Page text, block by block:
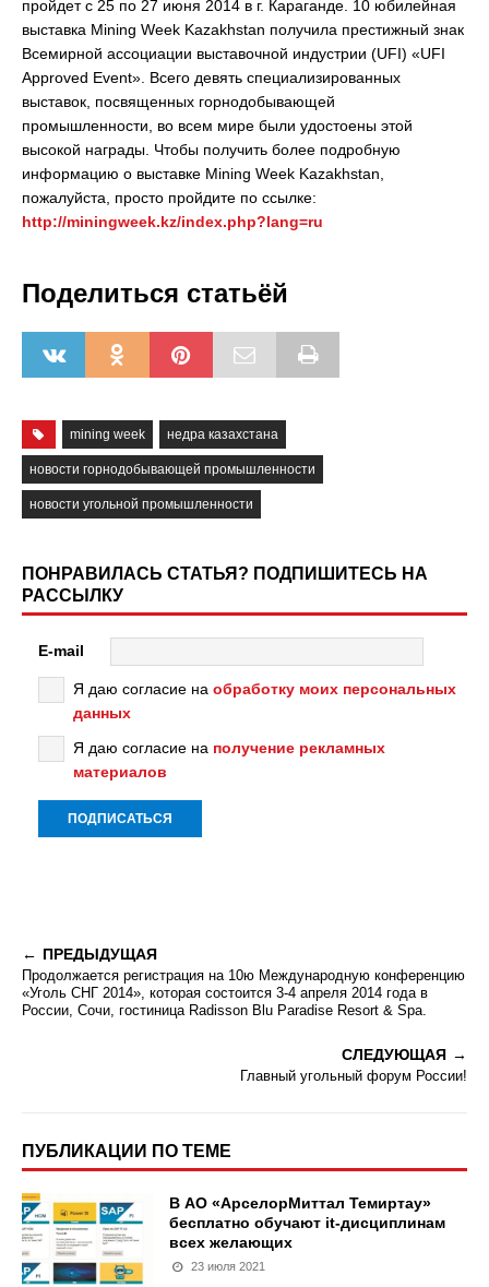
пройдет с 25 по 27 июня 2014 в г. Караганде. 10 юбилейная
выставка Mining Week Kazakhstan получила престижный знак
Всемирной ассоциации выставочной индустрии (UFI) «UFI
Approved Event». Всего девять специализированных
выставок, посвященных горнодобывающей
промышленности, во всем мире были удостоены этой
высокой награды. Чтобы получить более подробную
информацию о выставке Mining Week Kazakhstan,
пожалуйста, просто пройдите по ссылке:
http://miningweek.kz/index.php?lang=ru
Поделиться статьёй
mining week недра казахстана
новости горнодобывающей промышленности
новости угольной промышленности
ПОНРАВИЛАСЬ СТАТЬЯ? ПОДПИШИТЕСЬ НА
РАССЫЛКУ
E-mail
Я даю согласие на обработку моих персональных
данных
Я даю согласие на получение рекламных
материалов
ПРЕДЫДУЩАЯ
Продолжается регистрация на 10ю Международную конференцию
«Уголь СНГ 2014», которая состоится 3-4 апреля 2014 года в
России, Сочи, гостиница Radisson Blu Paradise Resort & Spa.
СЛЕДУЮЩАЯ
Главный угольный форум России!
ПУБЛИКАЦИИ ПО ТЕМЕ
В АО «АрселорМиттал Темиртау»
бесплатно обучают it-дисциплинам
всех желающих
23 июля 2021